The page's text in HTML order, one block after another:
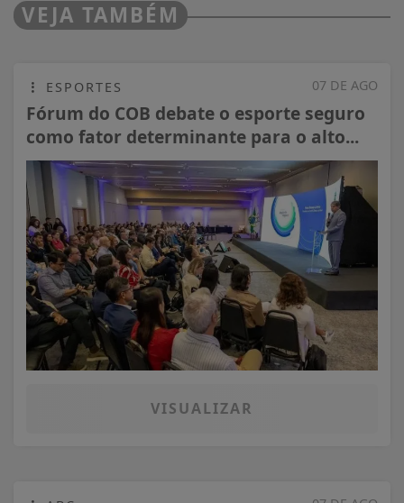
VEJA TAMBÉM
07 DE AGO
ESPORTES
Fórum do COB debate o esporte seguro
como fator determinante para o alto...
VISUALIZAR